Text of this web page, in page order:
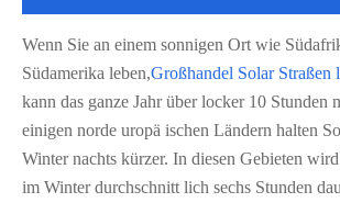
Wenn Sie an einem sonnigen Ort wie
Südamerika leben,Großhandel Solar Straßen
kann das ganze Jahr über locker 10 Stunden
einigen norde uropä ischen Ländern halten
Winter nachts kürzer. In diesen Gebieten
im Winter durchschnitt lich sechs Stunden